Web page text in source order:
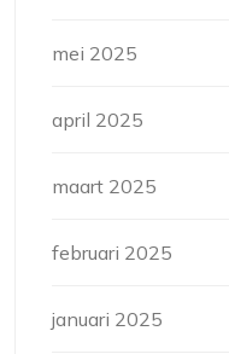
mei 2025
april 2025
maart 2025
februari 2025
januari 2025